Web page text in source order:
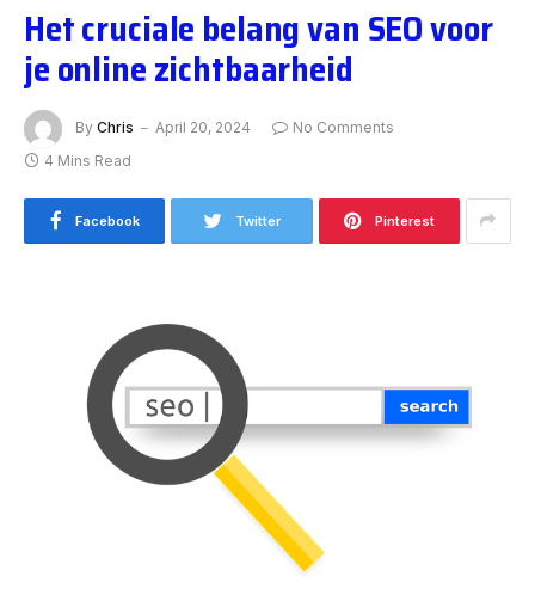
Het cruciale belang van SEO voor
je online zichtbaarheid
By Chris April 20, 2024
No Comments
4 Mins Read
Facebook Twitter Pinterest